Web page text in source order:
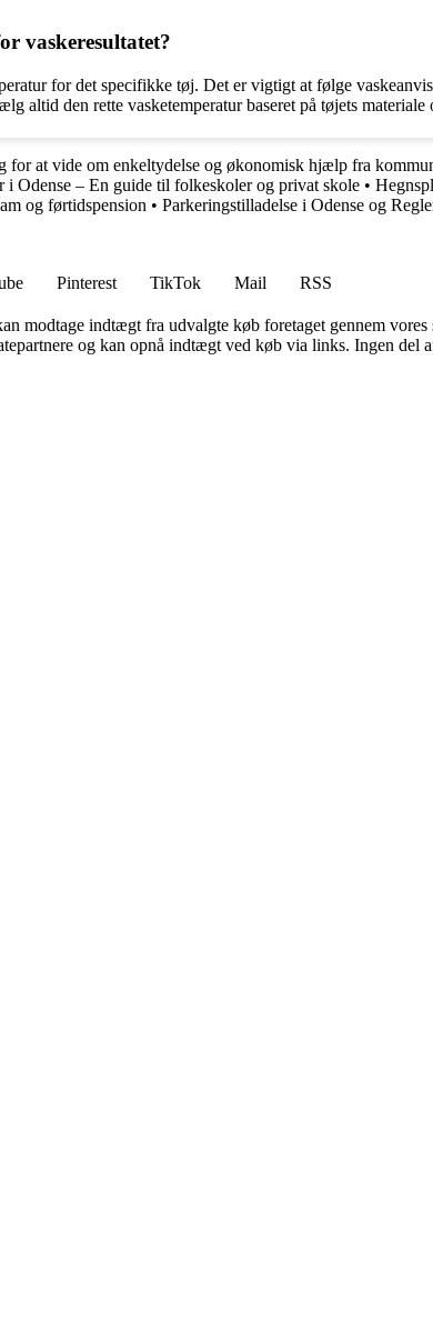
vaskeresultatet?
for det specifikke tøj. Det er vigtigt at følge
altid den rette vasketemperatur baseret på tøjets
for at vide om enkeltydelse og økonomisk hjælp fra
i Odense – En guide til folkeskoler og privat skole •
og førtidspension • Parkeringstilladelse i Odense og
Pinterest TikTok Mail
RSS
modtage indtægt fra udvalgte køb foretaget gennem vores
og kan opnå indtægt ved køb via links. Ingen del